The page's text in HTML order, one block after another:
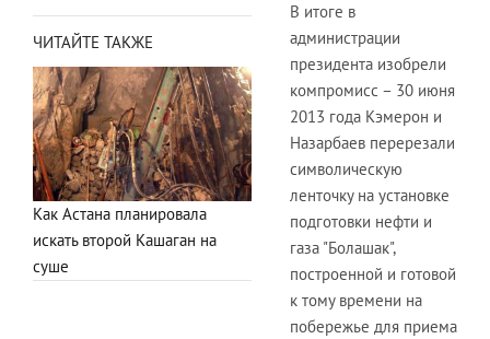
ЧИТАЙТЕ ТАКЖЕ
Как Астана планировала
искать второй Кашаган на
суше
В итоге в
администрации
президента изобрели
компромисс – 30 июня
2013 года Кэмерон и
Назарбаев перерезали
символическую
ленточку на установке
подготовки нефти и
газа "Болашак",
построенной и готовой
к тому времени на
побережье для приема